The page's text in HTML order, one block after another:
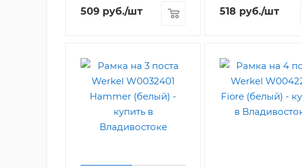
509 руб./шт 518 руб./шт